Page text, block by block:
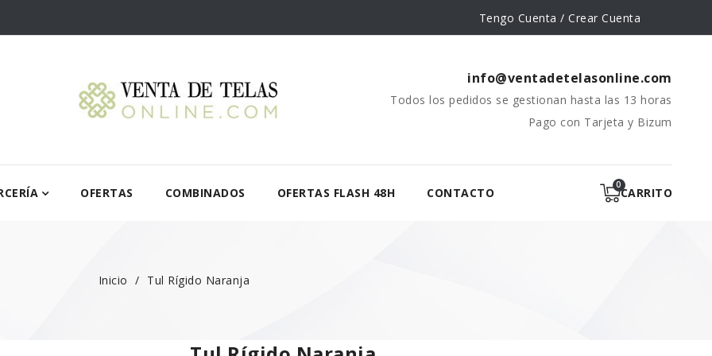
Tengo Cuenta / Crear Cuenta
info@ventadetelasonline.com
Todos los pedidos se gestionan hasta las 13 horas
Pago con Tarjeta y Bizum
OFERTAS COMBINADOS OFERTAS FLASH 48H CONTACTO CARRITO
Inicio Tul Rígido Naranja